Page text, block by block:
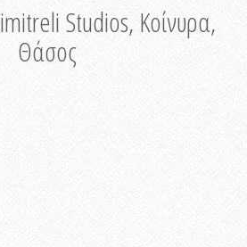
Studios, Κοίνυρα,
Θάσος